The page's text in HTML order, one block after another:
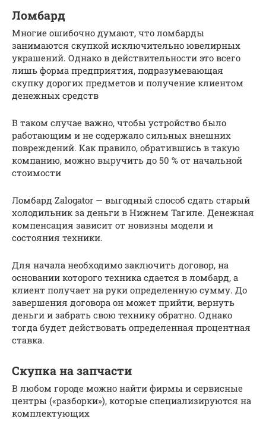
Ломбард
Многие ошибочно думают, что ломбарды
занимаются скупкой исключительно ювелирных
украшений. Однако в действительности это всего
лишь форма предприятия, подразумевающая
скупку дорогих предметов и получение клиентом
денежных средств
В таком случае важно, чтобы устройство было
работающим и не содержало сильных внешних
повреждений. Как правило, обратившись в такую
компанию, можно выручить до 50 % от начальной
стоимости
Ломбард Zalogator — выгодный способ сдать старый
холодильник за деньги в Нижнем Тагиле. Денежная
компенсация зависит от новизны модели и
состояния техники.
Для начала необходимо заключить договор, на
основании которого техника сдается в ломбард, а
клиент получает на руки определенную сумму. До
завершения договора он может прийти, вернуть
деньги и забрать свою технику обратно. Однако
тогда будет действовать определенная процентная
ставка.
Скупка на запчасти
В любом городе можно найти фирмы и сервисные
центры («разборки»), которые специализируются на
комплектующих